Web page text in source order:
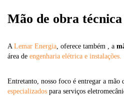
Mão de obra
A Lemar Energia, oferece também , a
área de engenharia elétrica e instalações.
Entretanto, nosso foco é entregar a mão
especializados para serviços